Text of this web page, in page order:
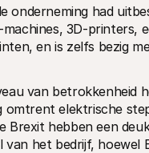
onderneming had
3D-
en is zelfs bezig
van betrokkenheid
omtrent elektrische
Brexit hebben een
van het bedrijf,